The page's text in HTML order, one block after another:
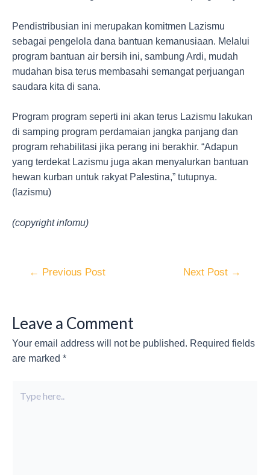
Pendistribusian ini merupakan komitmen Lazismu
sebagai pengelola dana bantuan kemanusiaan. Melalui
program bantuan air bersih ini, sambung Ardi, mudah
mudahan bisa terus membasahi semangat perjuangan
saudara kita di sana.
Program program seperti ini akan terus Lazismu lakukan
di samping program perdamaian jangka panjang dan
program rehabilitasi jika perang ini berakhir. “Adapun
yang terdekat Lazismu juga akan menyalurkan bantuan
hewan kurban untuk rakyat Palestina,” tutupnya.
(lazismu)
(copyright infomu)
← Previous Post Next Post →
Leave a Comment
Your email address will not be published. Required fields
are marked *
here..